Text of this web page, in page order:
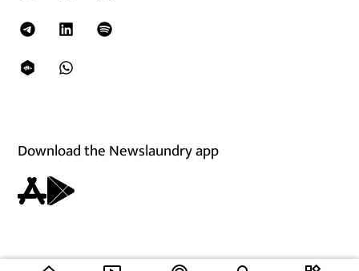
Download the Newslaundry app